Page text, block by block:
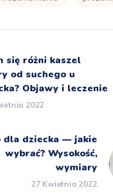
się różni kaszel
od suchego u
Objawy i leczenie
2022
dla dziecka — jakie
wybrać? Wysokość,
wymiary
27 Kwietnia 2022